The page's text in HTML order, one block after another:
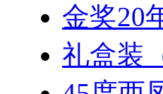
金奖20
礼盒装